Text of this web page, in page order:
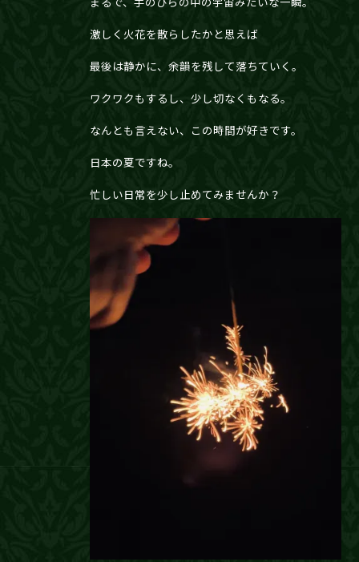
激しく火花を散らしたかと思えば
最後は静かに、余韻を残して落ちていく。
ワクワクもするし、少し切なくもなる。
なんとも言えない、この時間が好きです。
日本の夏ですね。
忙しい日常を少し止めてみませんか？